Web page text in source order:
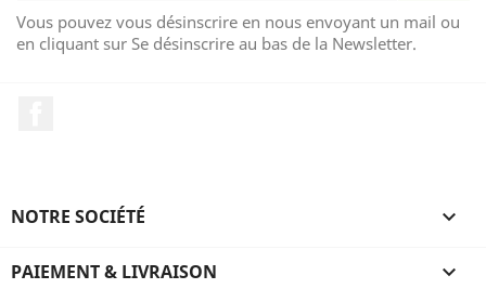
Vous pouvez vous désinscrire en nous envoyant un mail ou
en cliquant sur Se désinscrire au bas de la Newsletter.
NOTRE SOCIÉTÉ 
PAIEMENT & LIVRAISON 